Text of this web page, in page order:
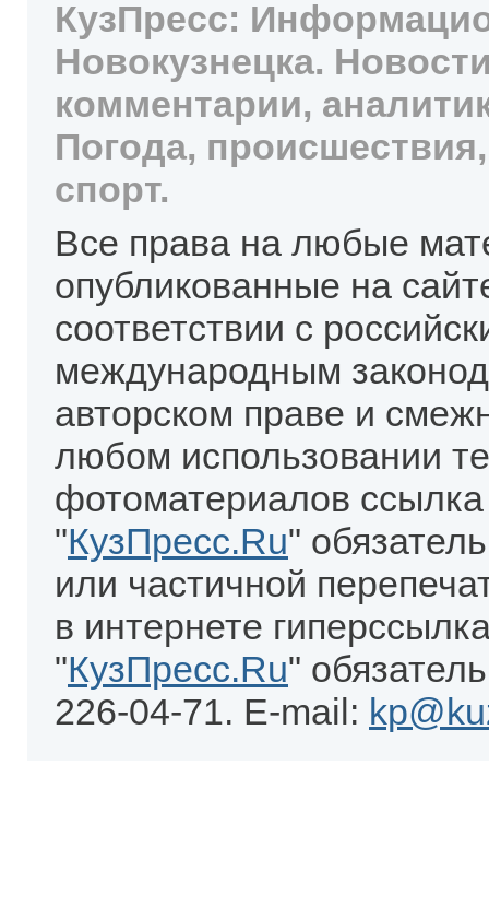
КузПресс:
Новокузнецка.
комментарии,
Погода,
спорт.
Все права на любые
опубликованные на
соответствии с
международным
авторском праве и
любом использовании
фотоматериалов
"КузПресс.Ru"
или частичной
в интернете
"КузПресс.Ru"
226-04-71. E-mail: